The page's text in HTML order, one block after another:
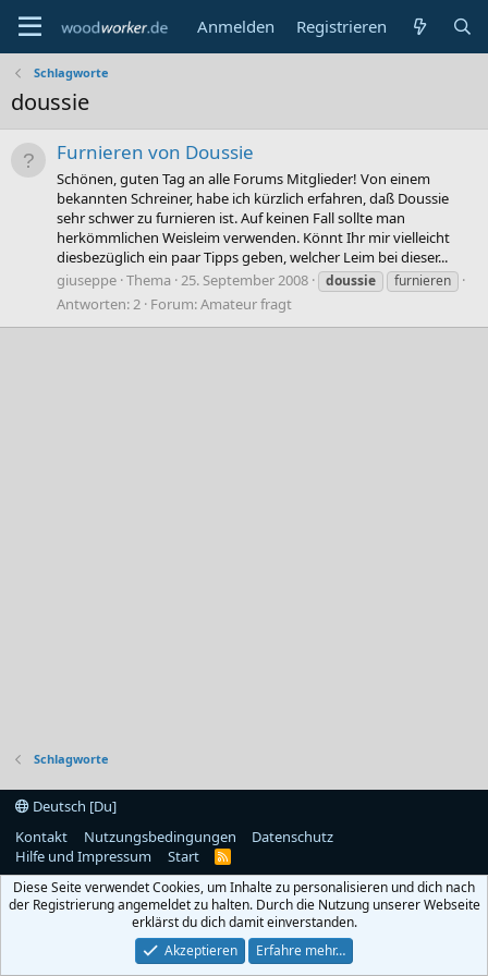
Anmelden Registrieren
Schlagworte
doussie
Furnieren von Doussie
Schönen, guten Tag an alle Forums Mitglieder! Von einem
bekannten Schreiner, habe ich kürzlich erfahren, daß Doussie
sehr schwer zu furnieren ist. Auf keinen Fall sollte man
herkömmlichen Weisleim verwenden. Könnt Ihr mir vielleicht
diesbezüglich ein paar Tipps geben, welcher Leim bei dieser...
giuseppe Thema 25. September 2008 doussie furnieren
Antworten: 2 Forum:Amateur fragt
Schlagworte
Deutsch [Du]
Kontakt
Nutzungsbedingungen
Datenschutz
Hilfe und Impressum
Start
R
S
Diese Seite verwendet Cookies, um Inhalte zu personalisieren und dich nach
der Registrierung angemeldet zu halten. Durch die Nutzung unserer Webseite
erklärst du dich damit einverstanden.
Akzeptieren
Erfahre mehr…